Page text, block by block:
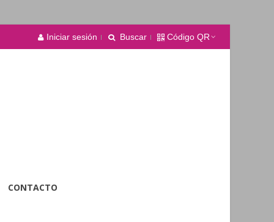
Iniciar sesión Buscar Código QR
CONTACTO